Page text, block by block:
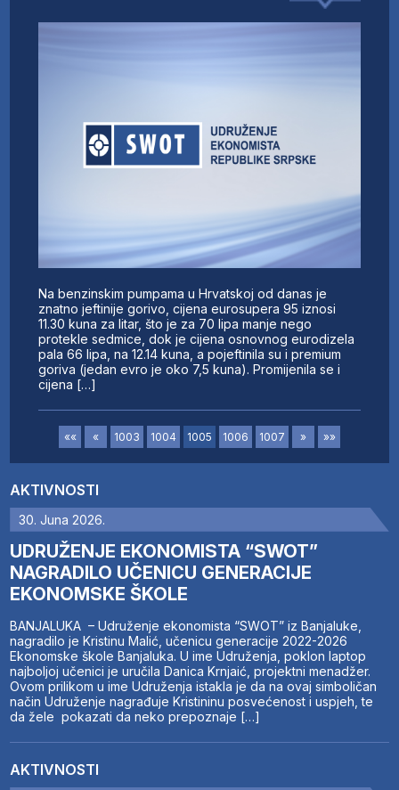
AKTIVNOSTI
30. Juna 2026.
UDRUŽENJE EKONOMISTA “SWOT”
NAGRADILO UČENICU GENERACIJE
EKONOMSKE ŠKOLE
BANJALUKA – Udruženje ekonomista “SWOT” iz Banjaluke,
nagradilo je Kristinu Malić, učenicu generacije 2022-2026
Ekonomske škole Banjaluka. U ime Udruženja, poklon laptop
najboljoj učenici je uručila Danica Krnjaić, projektni menadžer.
Ovom prilikom u ime Udruženja istakla je da na ovaj simboličan
način Udruženje nagrađuje Kristininu posvećenost i uspjeh, te
da žele pokazati da neko prepoznaje […]
AKTIVNOSTI
Na benzinskim pumpama u Hrvatskoj od danas je
znatno jeftinije gorivo, cijena eurosupera 95 iznosi
11.30 kuna za litar, što je za 70 lipa manje nego
protekle sedmice, dok je cijena osnovnog eurodizela
pala 66 lipa, na 12.14 kuna, a pojeftinila su i premium
goriva (jedan evro je oko 7,5 kuna). Promijenila se i
cijena […]
«« « 1003 1004 1005 1006 1007 » »»